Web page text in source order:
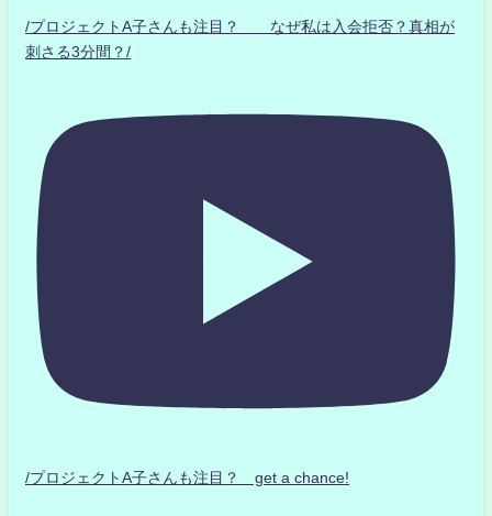
/プロジェクトA子さんも注目？ なぜ私は入会拒否？真相が
刺さる3分間？/
/プロジェクトA子さんも注目？ get a chance!